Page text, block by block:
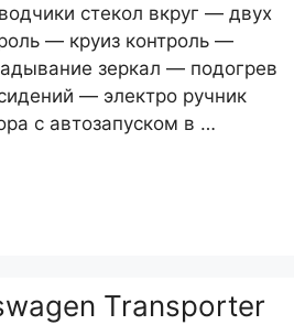
стекол вкруг — двух
— круиз контроль —
зеркал — подогрев
— электро ручник
с автозапуском в …
Transporter